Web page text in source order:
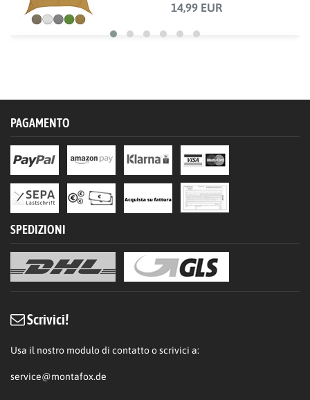
14,99 EUR
PAGAMENTO
SPEDIZIONI
Scrivici!
Usa il nostro modulo di contatto o scrivici a:
service@montafox.de